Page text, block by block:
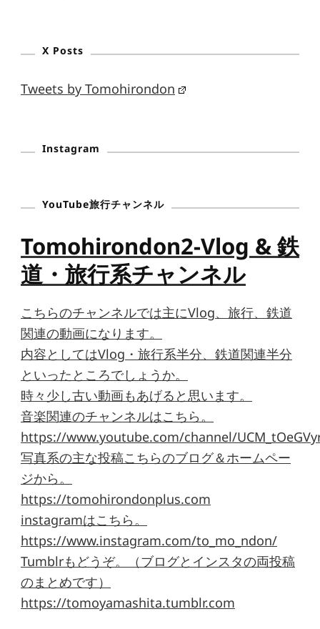
X Posts
Tweets by Tomohirondon
Instagram
YouTube旅行チャンネル
Tomohirondon2-Vlog & 鉄
道・旅行系チャンネル
こちらのチャンネルでは主にVlog、旅行、鉄道
関連の動画になります。
内容としてはVlog・旅行系半分、鉄道関連半分
といったところでしょうか。
時々少し古い動画もあげると思います。
音楽関連のチャンネルはこちら。
https://www.youtube.com/channel/
写真系の主な投稿こちらのブログ＆ホームペー
ジから。
https://tomohirondonplus.com
instagramはこちら。
https://www.instagram.com/to_mo_ndon/
Tumblrもどうぞ。（ブログとインスタの両投稿
のまとめです）
https://tomoyamashita.tumblr.com